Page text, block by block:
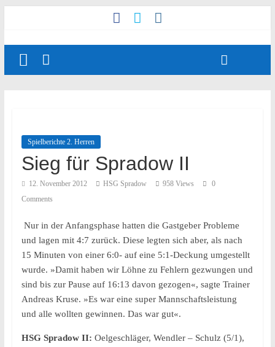
Spielberichte 2. Herren
Sieg für Spradow II
12. November 2012 HSG Spradow 958 Views
0
Comments
Nur in der Anfangsphase hatten die Gastgeber Probleme
und lagen mit 4:7 zurück. Diese legten sich aber, als nach
15 Minuten von einer 6:0- auf eine 5:1-Deckung umgestellt
wurde. »Damit haben wir Löhne zu Fehlern gezwungen und
sind bis zur Pause auf 16:13 davon gezogen«, sagte Trainer
Andreas Kruse. »Es war eine super Mannschaftsleistung
und alle wollten gewinnen. Das war gut«.
HSG Spradow II: Oelgeschläger, Wendler – Schulz (5/1),